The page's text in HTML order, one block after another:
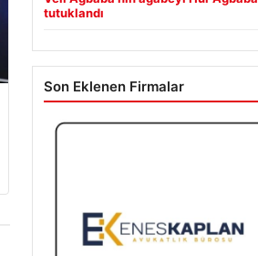
tutuklandı
Son Eklenen Firmalar